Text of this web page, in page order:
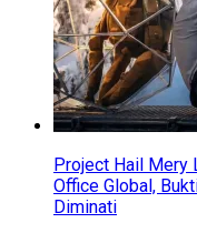
Project Hail Mery
Office Global,
Diminati